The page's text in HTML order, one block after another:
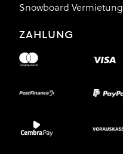
Snowboard Vermietung
ZAHLUNG